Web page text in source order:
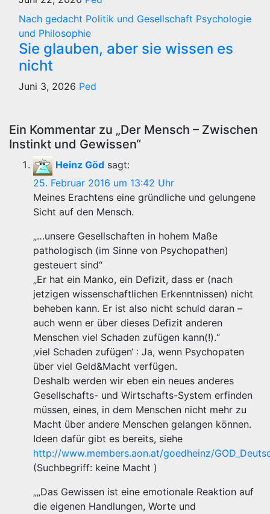
Nach gedacht Politik und Gesellschaft Psychologie
und Philosophie
Sie glauben, aber sie wissen es
nicht
Juni 3, 2026 Ped
Ein Kommentar zu „Der Mensch – Zwischen
Instinkt und Gewissen“
Heinz Göd sagt:
25. Februar 2016 um 13:42 Uhr
Meines Erachtens eine gründliche und gelungene
Sicht auf den Mensch.
„…unsere Gesellschaften in hohem Maße
pathologisch (im Sinne von Psychopathen)
gesteuert sind“
„Er hat ein Manko, ein Defizit, dass er (nach
jetzigen wissenschaftlichen Erkenntnissen) nicht
beheben kann. Er ist also nicht schuld daran –
auch wenn er über dieses Defizit anderen
Menschen viel Schaden zufügen kann(!).“
‚viel Schaden zufügen‘ : Ja, wenn Psychopaten
über viel Geld&Macht verfügen.
Deshalb werden wir eben ein neues anderes
Gesellschafts- und Wirtschafts-System erfinden
müssen, eines, in dem Menschen nicht mehr zu
Macht über andere Menschen gelangen können.
Ideen dafür gibt es bereits, siehe
http://www.members.aon.at/goedheinz/
(Suchbegriff: keine Macht )
„„Das Gewissen ist eine emotionale Reaktion auf
die eigenen Handlungen, Worte und